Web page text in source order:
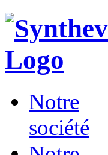
Notre
société